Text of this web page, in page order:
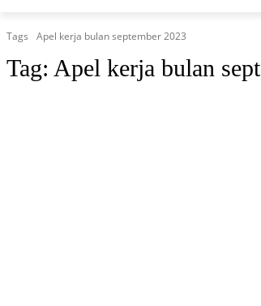
Tags Apel kerja bulan september 2023
Tag: Apel kerja bulan